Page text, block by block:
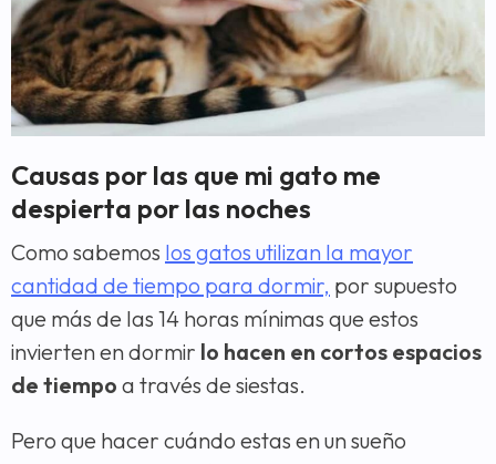
Causas por las que mi gato me
despierta por las noches
Como sabemos los gatos utilizan la mayor
cantidad de tiempo para dormir, por supuesto
que más de las 14 horas mínimas que estos
invierten en dormir lo hacen en cortos espacios
de tiempo a través de siestas.
Pero que hacer cuándo estas en un sueño